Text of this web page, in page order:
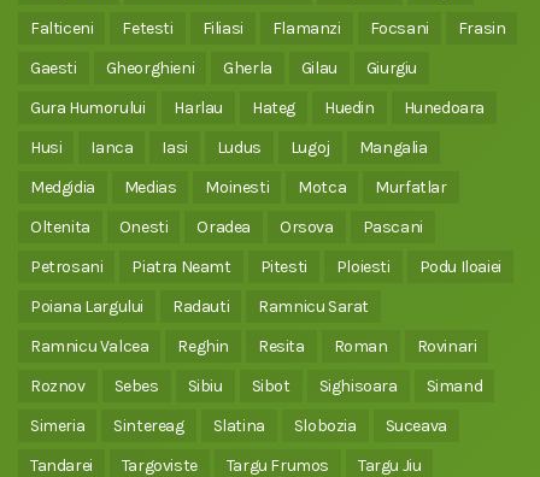
Falticeni
Fetesti Filiasi Flamanzi Focsani
Frasin
Gaesti
Gheorghieni Gherla Gilau
Giurgiu
Gura Humorului
Harlau Hateg Huedin
Hunedoara
Husi
Ianca Iasi Ludus Lugoj
Mangalia
Medgidia
Medias Moinesti Motca
Murfatlar
Oltenita
Onesti Oradea Orsova
Pascani
Petrosani
Piatra Neamt Pitesti Ploiesti
Podu Iloaiei
Poiana Largului
Radauti
Ramnicu Sarat
Ramnicu Valcea
Reghin Resita Roman
Rovinari
Roznov
Sebes Sibiu Sibot Sighisoara
Simand
Simeria
Sintereag Slatina Slobozia
Suceava
Tandarei
Targoviste Targu Frumos
Targu Jiu